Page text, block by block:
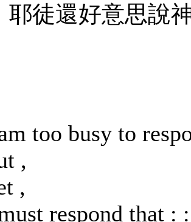
耶徒還好意思說
too busy to
,
,
respond that :